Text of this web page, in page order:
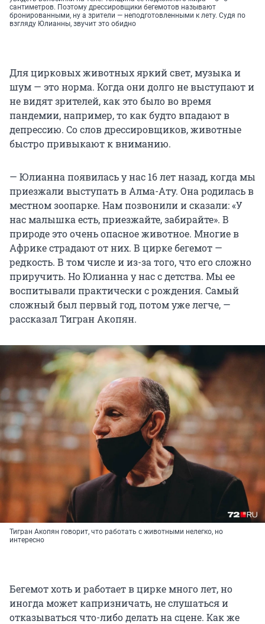
сантиметров. Поэтому дрессировщики бегемотов называют
бронированными, ну а зрители — неподготовленными к лету. Судя по
взгляду Юлианны, звучит это обидно
Для цирковых животных яркий свет, музыка и
шум — это норма. Когда они долго не выступают и
не видят зрителей, как это было во время
пандемии, например, то как будто впадают в
депрессию. Со слов дрессировщиков, животные
быстро привыкают к вниманию.
— Юлианна появилась у нас 16 лет назад, когда мы
приезжали выступать в Алма-Ату. Она родилась в
местном зоопарке. Нам позвонили и сказали: «У
нас малышка есть, приезжайте, забирайте». В
природе это очень опасное животное. Многие в
Африке страдают от них. В цирке бегемот —
редкость. В том числе и из-за того, что его сложно
приручить. Но Юлианна у нас с детства. Мы ее
воспитывали практически с рождения. Самый
сложный был первый год, потом уже легче, —
рассказал Тигран Акопян.
Тигран Акопян говорит, что работать с животными нелегко, но
интересно
Бегемот хоть и работает в цирке много лет, но
иногда может капризничать, не слушаться и
отказываться что-либо делать на сцене. Как же